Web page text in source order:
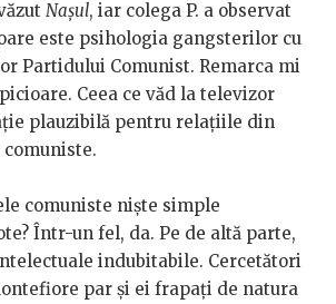
Nașul, iar colega P. a observat
este psihologia gangsterilor cu
Partidului Comunist. Remarca mi
Ceea ce văd la televizor
plauzibilă pentru relațiile din
comuniste niște simple
Într-un fel, da. Pe de altă parte,
indubitabile. Cercetători
par și ei frapați de natura